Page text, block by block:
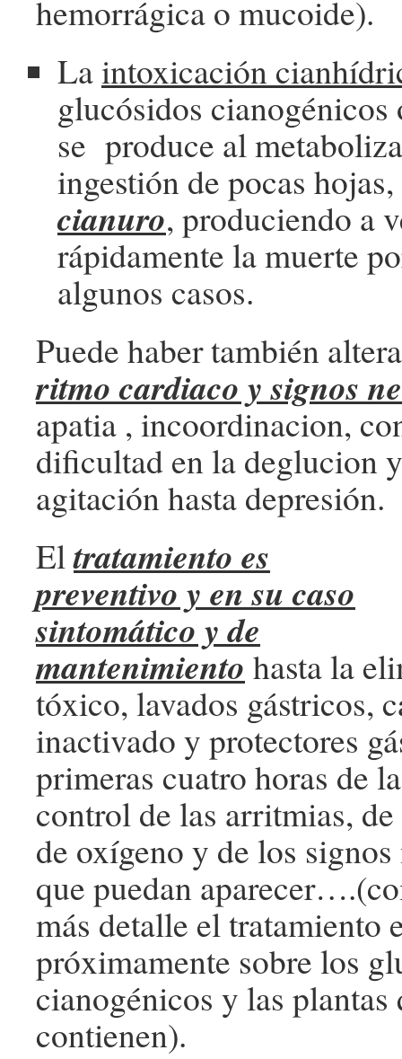
hemorrágica o mucoide).
Laintoxicación
glucósidos
se produce al
ingestión de pocas
cianuro, produciendo a
rápidamente la muerte
algunos casos.
Puede haber también
ritmo cardiaco y signos
apatia , incoordinacion,
dificultad en la deglucion
agitación hasta depresión.
Eltratamiento es
preventivo y en su caso
sintomático y de
mantenimiento hasta la
tóxico, lavados gástricos,
inactivado y protectores
primeras cuatro horas de
control de las arritmias,
de oxígeno y de los
que puedan
más detalle el tratamiento
próximamente sobre los
cianogénicos y las plantas
contienen).